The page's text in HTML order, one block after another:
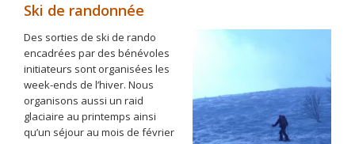
Ski de randonnée
Des sorties de ski de rando
encadrées par des bénévoles
initiateurs sont organisées les
week-ends de l’hiver. Nous
organisons aussi un raid
glaciaire au printemps ainsi
qu’un séjour au mois de février